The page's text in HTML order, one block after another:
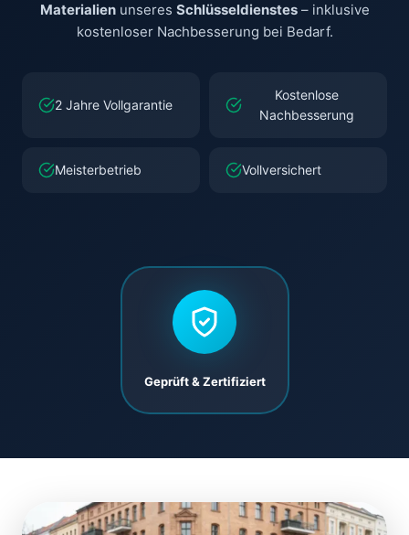
Materialienunseres Schlüsseldienstes– inklusive
kostenloser Nachbesserung bei Bedarf.
2 Jahre Vollgarantie
Kostenlose
Nachbesserung
Meisterbetrieb Vollversichert
Geprüft & Zertifiziert